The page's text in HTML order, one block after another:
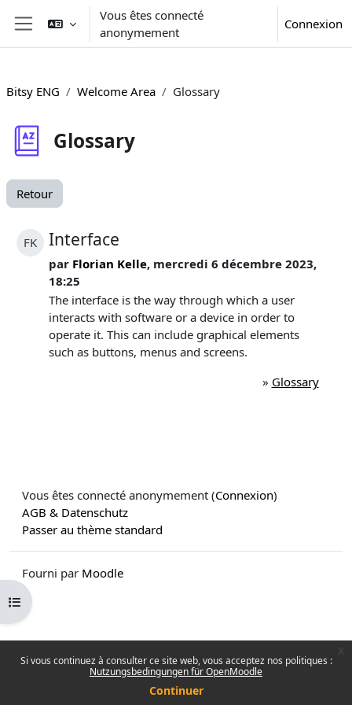
Passer au contenu principal
Si vous continuez à consulter ce site web, vous acceptez nos politiques :
Nutzungsbedingungen für OpenMoodle
Continuer
Panneau latéral
Vous êtes connecté
anonymement
Connexion
Ouvrir l’index du cours
Bitsy ENG Welcome Area Glossary
Glossary
Retour
FK Interface
par Florian Kelle, mercredi 6 décembre 2023,
18:25
The interface is the way through which a user
interacts with software or a device in order to
operate it. This can include graphical elements
such as buttons, menus and screens.
» Glossary
Vous êtes connecté anonymement (Connexion)
AGB & Datenschutz
Passer au thème standard
Fourni par Moodle